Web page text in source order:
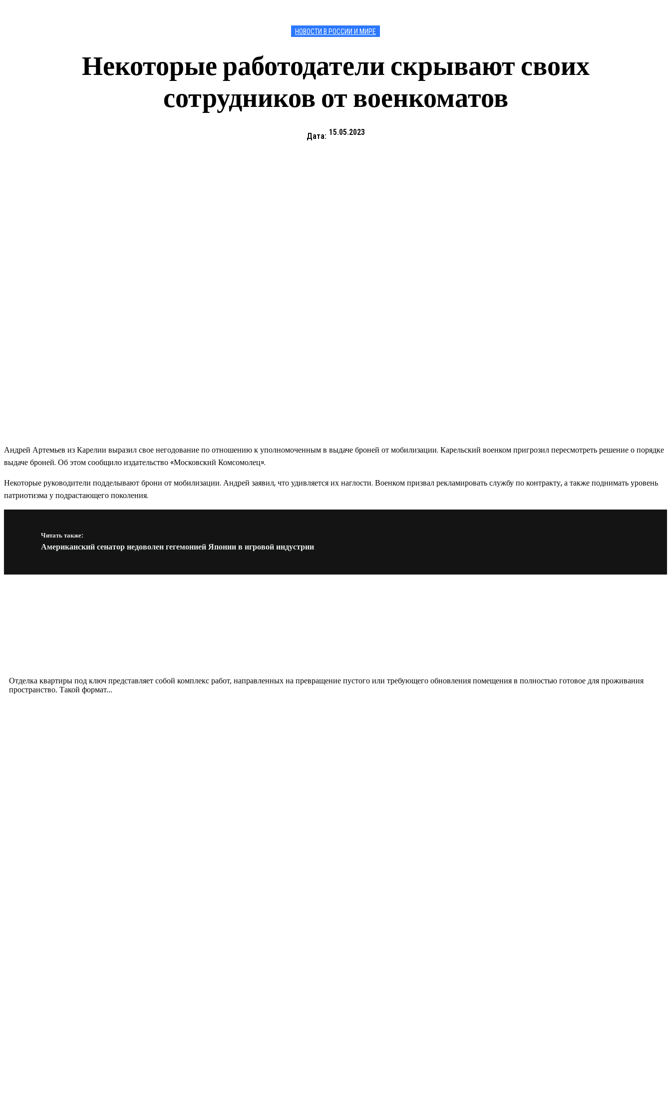
НОВОСТИ В РОССИИ И МИРЕ
Некоторые работодатели скрывают своих
сотрудников от военкоматов
Дата: 15.05.2023
Андрей Артемьев из Карелии выразил свое негодование по отношению к уполномоченным в выдаче броней от мобилизации. Карельский военком пригрозил пересмотреть решение о порядке
выдаче броней. Об этом сообщило издательство «Московский Комсомолец».
Некоторые руководители подделывают брони от мобилизации. Андрей заявил, что удивляется их наглости. Военком призвал рекламировать службу по контракту, а также поднимать уровень
патриотизма у подрастающего поколения.
Читать также:
Американский сенатор недоволен гегемонией Японии в игровой индустрии
Отделка квартиры под ключ представляет собой комплекс работ, направленных на превращение пустого или требующего обновления помещения в полностью готовое для проживания
пространство. Такой формат...